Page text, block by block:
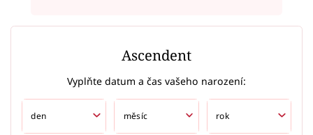
Ascendent
Vyplňte datum a čas vašeho narození: